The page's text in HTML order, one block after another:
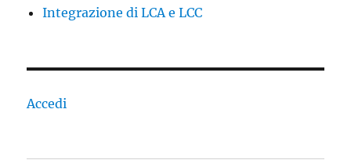
Integrazione di LCA e LCC
Accedi